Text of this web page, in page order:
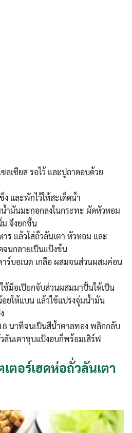
ลเซียส รอไว้ และปูถาดอบด้วย
และพักไว้ให้สะเด็ดน้ำ
ำมันมะกอกลงในกระทะ ผัดหัวหอม
จึงยกขึ้น
ร แล้วใส่ถั่วลันเตา หัวหอม และ
จนกลายเป็นแป้งข้น
าร์บอเนต เกลือ ผสมจนส่วนผสมค่อน
ช้มือเปียกจับส่วนผสมมาปั้นให้เป็น
ยให้แบน แล้วใช้แปรงจุ่มน้ำมัน
นาทีจนเป็นสีน้ำตาลทอง พลิกกลับ
ลันเตาชุบแป้งอบก็พร้อมเสิร์ฟ
ตอร์เฮดห่อถั่วลันเตา